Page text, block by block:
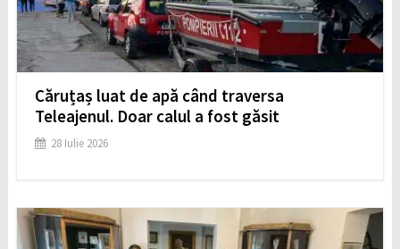
Căruțaș luat de apă când traversa
Teleajenul. Doar calul a fost găsit
28 Iulie 2026